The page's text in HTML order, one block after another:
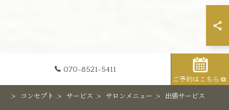
070-8521-5411
ご予約はこちら
コンセプト サービス サロンメニュー 出張サービス